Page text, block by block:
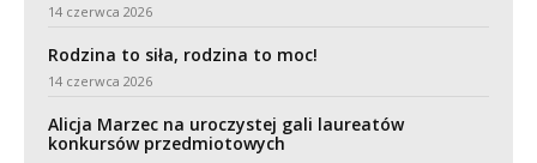
14 czerwca 2026
Rodzina to siła, rodzina to moc!
14 czerwca 2026
Alicja Marzec na uroczystej gali laureatów
konkursów przedmiotowych